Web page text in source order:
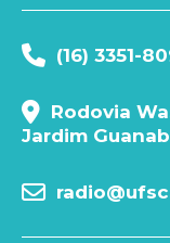
(16) 3351-
Rodovia
Jardim